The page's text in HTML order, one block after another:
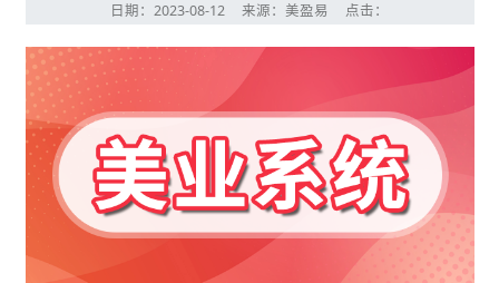
日期：2023-08-12 来源：美盈易 点击：